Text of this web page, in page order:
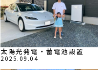
太陽光発電・蓄電池設置
2025.09.04